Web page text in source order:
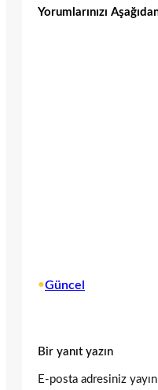
Yorumlarınızı
•Güncel
Bir yanıt yazın
E-posta adresiniz